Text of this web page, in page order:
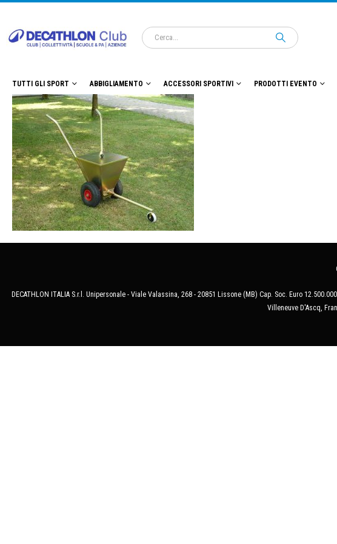
TUTTI GLI SPORT ABBIGLIAMENTO ACCESSORI SPORTIVI PRODOTTI EVENTO
DECATHLON ITALIA S.r.l. Unipersonale - Viale Valassina, 268 - 20851 Lissone (MB) Cap. Soc. Euro
Villeneuve D'Ascq,